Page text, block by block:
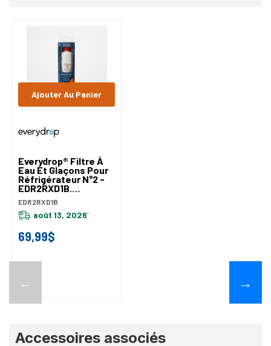
←
Everydrop® Filtre À
Eau Et Glaçons Pour
Réfrigérateur N°2 -
EDR2RXD1B.
EDR2RXD1B
EDR2RXD1B
août 13, 2026*
69,99$
Ajouter Au Panier
→
Accessoires associés